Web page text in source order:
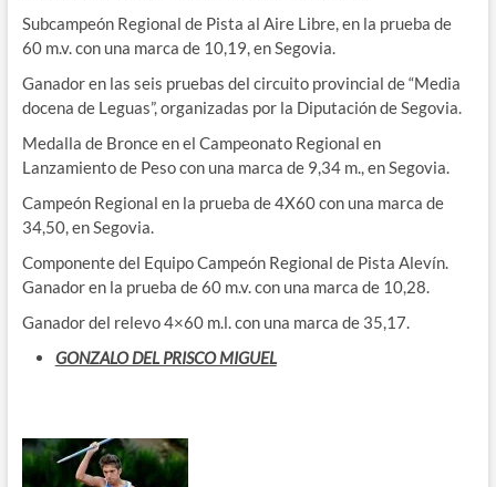
Subcampeón Regional de Pista al Aire Libre, en la prueba de
60 m.v. con una marca de 10,19, en Segovia.
Ganador en las seis pruebas del circuito provincial de “Media
docena de Leguas”, organizadas por la Diputación de Segovia.
Medalla de Bronce en el Campeonato Regional en
Lanzamiento de Peso con una marca de 9,34 m., en Segovia.
Campeón Regional en la prueba de 4X60 con una marca de
34,50, en Segovia.
Componente del Equipo Campeón Regional de Pista Alevín.
Ganador en la prueba de 60 m.v. con una marca de 10,28.
Ganador del relevo 4×60 m.l. con una marca de 35,17.
GONZALO DEL PRISCO MIGUEL